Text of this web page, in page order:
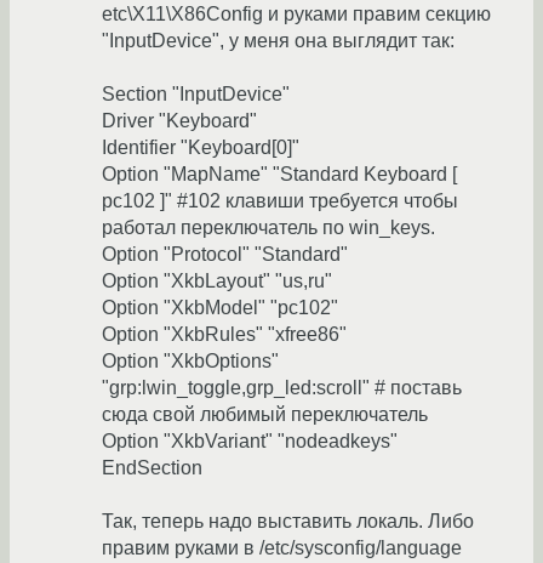
etc\X11\X86Config и руками правим секцию
"InputDevice", у меня она выглядит так:
Section "InputDevice"
Driver "Keyboard"
Identifier "Keyboard[0]"
Option "MapName" "Standard Keyboard [
pc102 ]" #102 клавиши требуется чтобы
работал переключатель по win_keys.
Option "Protocol" "Standard"
Option "XkbLayout" "us,ru"
Option "XkbModel" "pc102"
Option "XkbRules" "xfree86"
Option "XkbOptions"
"grp:lwin_toggle,grp_led:scroll" # поставь
сюда свой любимый переключатель
Option "XkbVariant" "nodeadkeys"
EndSection
Так, теперь надо выставить локаль. Либо
правим руками в /etc/sysconfig/language